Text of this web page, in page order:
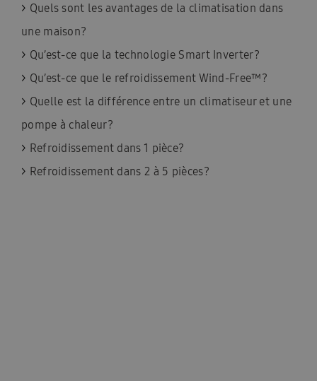
> Quels sont les avantages de la climatisation dans
une maison?
> Qu’est-ce que la technologie Smart Inverter?
> Qu’est-ce que le refroidissement Wind-Free™?
> Quelle est la différence entre un climatiseur et une
pompe à chaleur?
> Refroidissement dans 1 pièce?
> Refroidissement dans 2 à 5 pièces?